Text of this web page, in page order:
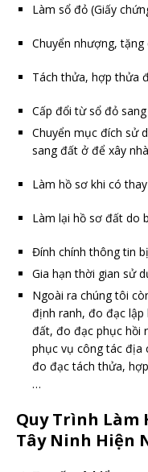
Làm sổ đỏ (Giấy
Chuyển nhượng,
Tách thửa, hợp thửa
Cấp đổi từ sổ đỏ
Chuyển mục đích sử
sang đất ở để xây
Làm hồ sơ khi có
Làm lại hồ sơ đất do
Đính chính thông tin
Gia hạn thời gian sử
Ngoài ra chúng tôi
định ranh, đo đạc lập
đất, đo đạc phục hồi
phục vụ công tác địa
đo đạc tách thửa,
…
Quy Trình Làm
Tây Ninh Hiện